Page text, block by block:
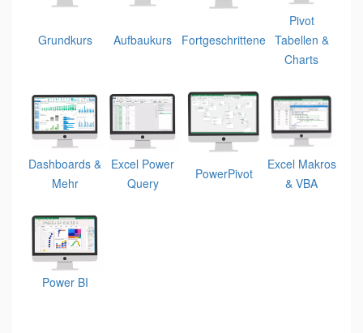
Grundkurs Aufbaukurs Fortgeschrittene
Pivot
Tabellen &
Charts
Dashboards &
Mehr
Excel Power
Query
PowerPivot
Excel Makros
& VBA
Power BI